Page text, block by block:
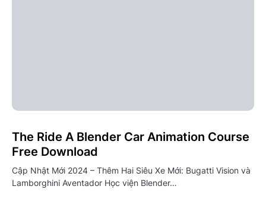
The Ride A Blender Car Animation Course
Free Download
Cập Nhật Mới 2024 – Thêm Hai Siêu Xe Mới: Bugatti Vision và
Lamborghini Aventador Học viện Blender…